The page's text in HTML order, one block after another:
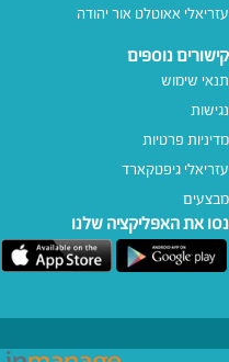
עזריאלי אאוטלט אור יהודה
קישורים נוספים
תנאי שימוש
נגישות
מדיניות פרטיות
עזריאלי גיפטקארד
מבצעים
נסו את האפליקציה שלנו